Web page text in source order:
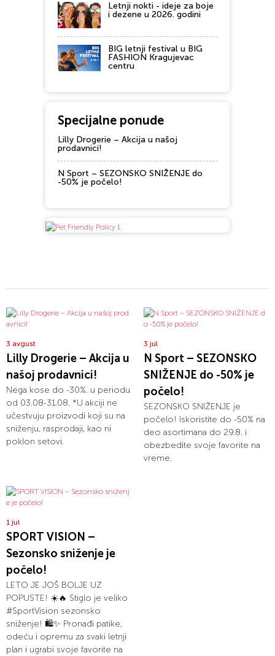
Letnji nokti - ideje za boje
i dezene u 2026. godini
BIG letnji festival u BIG
FASHION Kragujevac
centru
Specijalne ponude
Lilly Drogerie – Akcija u našoj
prodavnici!
N Sport – SEZONSKO SNIŽENJE do
-50% je počelo!
3 avgust
Lilly Drogerie – Akcija u
našoj prodavnici!
Nega kose do -30%. u periodu
od 03.08-31.08. *U akciji ne
učestvuju proizvodi koji su na
sniženju, rasprodaji, kao ni
poklon setovi.
3 jul
N Sport – SEZONSKO
SNIŽENJE do -50% je
počelo!
SEZONSKO SNIŽENJE je
počelo! Iskoristite do -50% na
deo asortimana do 29.8. i
obezbedite svoje favorite na
vreme.
1 jul
SPORT VISION –
Sezonsko sniženje je
počelo!
LETO JE JOŠ BOLJE UZ
POPUSTE! ☀️🔥 Stiglo je veliko
#SportVision sezonsko
sniženje! 🛍️✨ Pronađi patike,
odeću i opremu za svaki letnji
plan i ugrabi svoje favorite na